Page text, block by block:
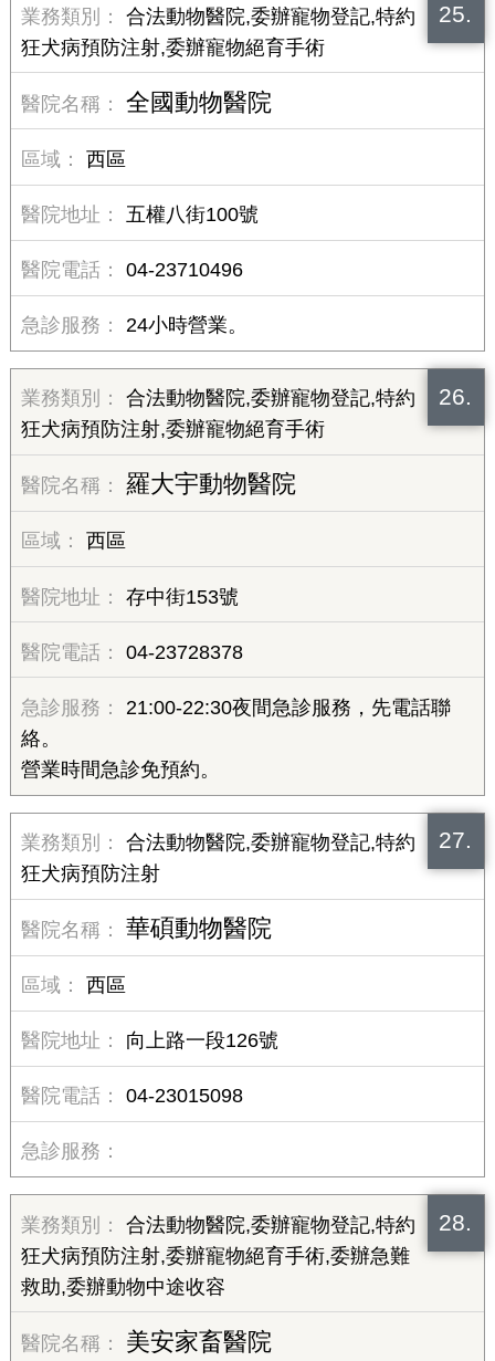
25.
合法動物醫院,委辦寵物登記,特約
狂犬病預防注射,委辦寵物絕育手術
全國動物醫院
西區
五權八街100號
04-23710496
24小時營業。
26.
合法動物醫院,委辦寵物登記,特約
狂犬病預防注射,委辦寵物絕育手術
羅大宇動物醫院
西區
存中街153號
04-23728378
21:00-22:30夜間急診服務，先電話聯
絡。
營業時間急診免預約。
27.
合法動物醫院,委辦寵物登記,特約
狂犬病預防注射
華碩動物醫院
西區
向上路一段126號
04-23015098
28.
合法動物醫院,委辦寵物登記,特約
狂犬病預防注射,委辦寵物絕育手術,委辦急難
救助,委辦動物中途收容
美安家畜醫院